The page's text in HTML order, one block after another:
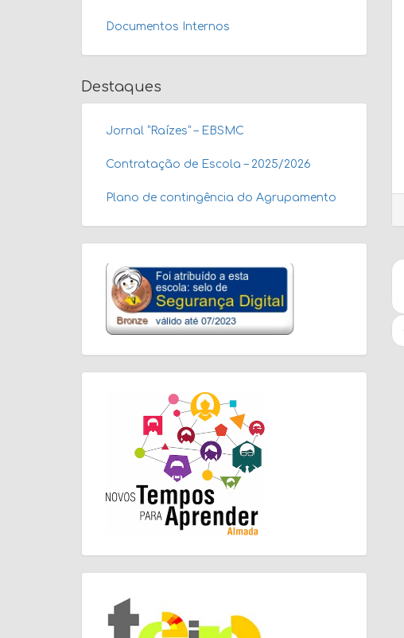
Documentos Internos
Destaques
Jornal “Raízes” – EBSMC
Contratação de Escola – 2025/2026
Plano de contingência do Agrupamento